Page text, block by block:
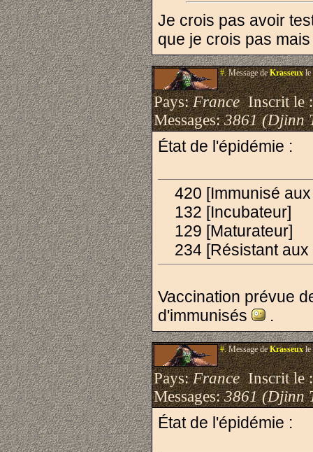
Je crois pas avoir
que je crois pas
#.Message deKrasseuxle
Pays:FranceInscrit le
Messages:3861 (Djinn
État de l'épidémie :
420 [Immunisé
132 [Incubateur]
129 [Maturateur]
234 [Résistant aux
Vaccination prévue
d'immunisés
.
#.Message deKrasseuxle
Pays:FranceInscrit le
Messages:3861 (Djinn
État de l'épidémie :